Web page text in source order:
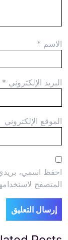
الاسم *
البريد الإلكتروني *
الموقع الإلكتروني
احفظ اسمي، بريدي
المتصفح